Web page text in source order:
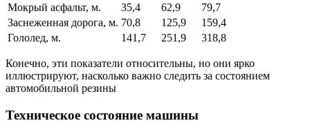
Мокрый асфальт, м.
35,4 62,9
79,7
Заснеженная дорога, м. 70,8 125,9
159,4
Гололед, м.
141,7 251,9 318,8
Конечно, эти показатели относительны, но они ярко
иллюстрируют, насколько важно следить за состоянием
автомобильной резины
Техническое состояние машины